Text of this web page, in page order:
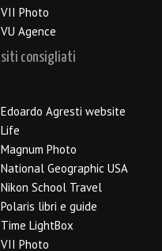
VII Photo
VU Agence
siti consigliati
Edoardo Agresti website
Life
Magnum Photo
National Geographic USA
Nikon School Travel
Polaris libri e guide
Time LightBox
VII Photo